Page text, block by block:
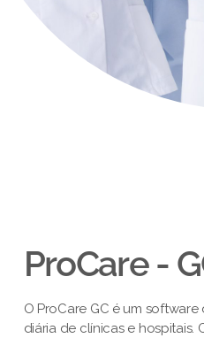
ProCare -
O ProCare GC é um
diária de clínicas e